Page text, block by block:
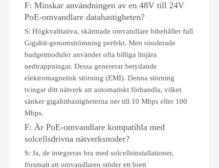
F: Minskar användningen av en 48V till 24V
PoE-omvandlare datahastigheten?
S: Högkvalitativa, skärmade omvandlare bibehåller full
Gigabit-genomströmning perfekt. Men oisolerade
budgetmoduler använder ofta billiga linjära
nedtrappningar. Dessa genererar betydande
elektromagnetisk störning (EMI). Denna störning
tvingar ditt nätverk att automatiskt förhandla, vilket
sänker gigabithastigheterna ner till 10 Mbps eller 100
Mbps.
F: Är PoE-omvandlare kompatibla med
solcellsdrivna nätverksnoder?
S: Ja, de integreras bra med solcellsinstallationer,
förutsatt att omvandlaren stöder ett brett